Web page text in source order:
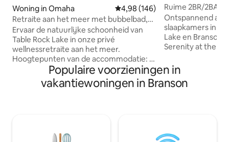
Woning in Omaha Gemiddelde beoordeling van
4,98 (146)
Retraite aan het meer met bubbelbad,
sauna en koud bad
Ervaar de natuurlijke schoonheid van
Table Rock Lake in onze privé
wellnessretraite aan het meer.
Hoogtepunten van de accommodatie: •
Eigen fitnessruimte, koude duik en
sauna • Eigen terras met bubbelbad •
Starlink-snel internet • Toegang tot het
Gefilterd water • Nespresso Vertuo •
Ruime 2BR/2BA
bedden in beide
Ontspannend
slaapkamers in
Lake en Branson
Serenity at the
badkamers
afgesloten patio,
smart-tv's, snelle
attracties. Ideaal
Populaire voorzieningen in
vakantiewoningen in Branson